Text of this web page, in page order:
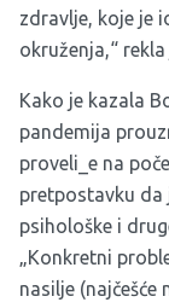
zdravlje, koje je
okruženja,“ rekla
Kako je kazala
pandemija
proveli_e na
pretpostavku
psihološke i
„Konkretni
nasilje (najčešće